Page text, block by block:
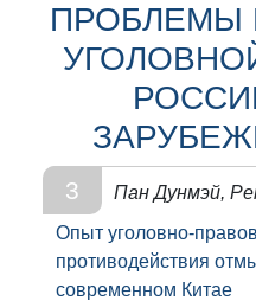
ПРОБЛЕМЫ
3
Пан Дунмэй,
Опыт уголовно-
противодействия
современном Китае